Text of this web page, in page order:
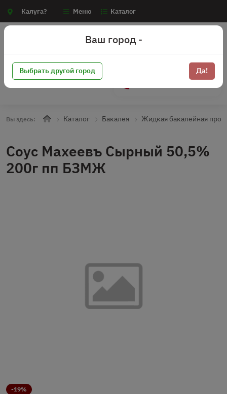
Калуга? Меню Каталог
Вы здесь: Каталог Бакалея Жидкая бакалейная
Соус Махеевъ Сырный 50,5%
200г пп БЗМЖ
-19%
Ваш город -
Выбрать другой город Да!